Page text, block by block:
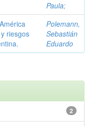
Paula;
riesgos
Polemann,
Sebastián
Eduardo
2